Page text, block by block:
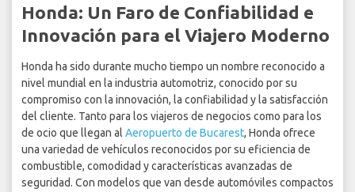
Honda: Un Faro de Confiabilidad e
Innovación para el Viajero Moderno
Honda ha sido durante mucho tiempo un nombre reconocido a
nivel mundial en la industria automotriz, conocido por su
compromiso con la innovación, la confiabilidad y la satisfacción
del cliente. Tanto para los viajeros de negocios como para los
de ocio que llegan al Aeropuerto de Bucarest, Honda ofrece
una variedad de vehículos reconocidos por su eficiencia de
combustible, comodidad y características avanzadas de
seguridad. Con modelos que van desde automóviles compactos